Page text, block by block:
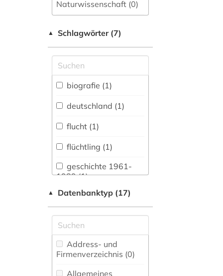
Naturwissenschaft (0)
fachübergreifende
Allgemeine und
vergleichende Sprach-
und
Literaturwissenschaft.
Indogermanistik.
Außereuropäische
Sprachen und
Literaturen (0)
Anglistik.
Amerikanistik (0)
Vermessungswesen (0)
Biologie,
Biotechnologie (0)
Buch- und
▲ Schlagwörter (7)
biografie (1)
deutschland (1)
flucht (1)
flüchtling (1)
geschichte 1961-
1989 (1)
republikflucht (1)
tod (1)
▲ Datenbanktyp (17)
Address- und
Firmenverzeichnis (0)
Allgemeines